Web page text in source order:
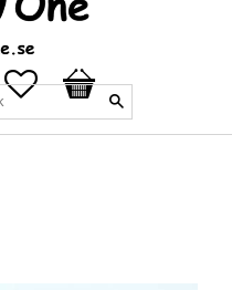
Favoriter
Kundvagn